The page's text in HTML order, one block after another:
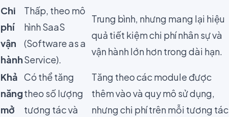
Chi
phí
vận
hành
Thấp, theo mô
hình SaaS
(Software as a
Service).
Trung bình, nhưng mang lại hiệu
quả tiết kiệm chi phí nhân sự và
vận hành lớn hơn trong dài hạn.
Khả
năng
mở
Có thể tăng
theo số lượng
tương tác và
Tăng theo các module được
thêm vào và quy mô sử dụng,
nhưng chi phí trên mỗi tương tác